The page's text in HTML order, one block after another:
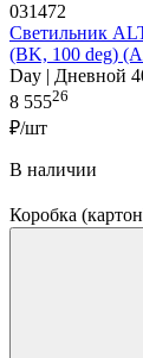
031472
Светильник
(BK, 100 deg)
Day | Дневной
8 55526
₽/шт
В наличии
Коробка